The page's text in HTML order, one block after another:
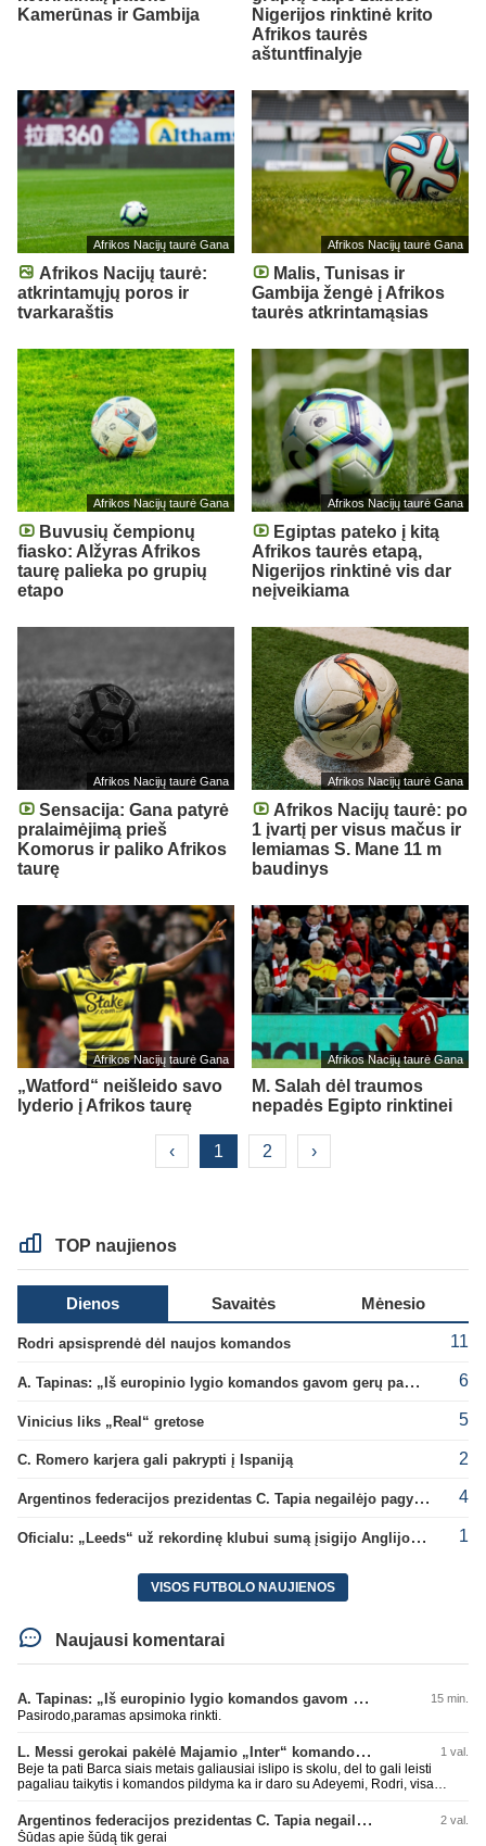
Kamerūnas ir Gambija
Nigerijos rinktinė krito
Afrikos taurės
aštuntfinalyje
Afrikos Nacijų taurė Gana
Afrikos Nacijų taurė:
atkrintamųjų poros ir
tvarkaraštis
Afrikos Nacijų taurė Gana
Malis, Tunisas ir
Gambija žengė į Afrikos
taurės atkrintamąsias
Afrikos Nacijų taurė Gana
Buvusių čempionų
fiasko: Alžyras Afrikos
taurę palieka po grupių
etapo
Afrikos Nacijų taurė Gana
Egiptas pateko į kitą
Afrikos taurės etapą,
Nigerijos rinktinė vis dar
neįveikiama
Afrikos Nacijų taurė Gana
Sensacija: Gana patyrė
pralaimėjimą prieš
Komorus ir paliko Afrikos
taurę
Afrikos Nacijų taurė Gana
Afrikos Nacijų taurė: po
1 įvartį per visus mačus ir
lemiamas S. Mane 11 m
baudinys
Afrikos Nacijų taurė Gana
„Watford“ neišleido savo
lyderio į Afrikos taurę
Afrikos Nacijų taurė Gana
M. Salah dėl traumos
nepadės Egipto rinktinei
‹ 1 2 ›
TOP naujienos
Dienos Savaitės Mėnesio
Rodri apsisprendė dėl naujos komandos 11
A. Tapinas: „Iš europinio lygio komandos gavom gerų pamokų“ 6
Vinicius liks „Real“ gretose 5
C. Romero karjera gali pakrypti į Ispaniją 2
Argentinos federacijos prezidentas C. Tapia negailėjo pagyrų G. Infantino 4
Oficialu: „Leeds“ už rekordinę klubui sumą įsigijo Anglijos rinktinės vartininką 1
VISOS FUTBOLO NAUJIENOS
Naujausi komentarai
A. Tapinas: „Iš europinio lygio komandos gavom gerų pamokų“ 15 min.
Pasirodo,paramas apsimoka rinkti.
L. Messi gerokai pakėlė Majamio „Inter“ komandos vertę 1 val.
Beje ta pati Barca siais metais galiausiai islipo is skolu, del to gali leisti
pagaliau taikytis i komandos pildyma ka ir daro su Adeyemi, Rodri, visa
Argentinos federacijos prezidentas C. Tapia negailėjo pagyrų G. Infantino 2 val.
Šūdas apie šūdą tik gerai